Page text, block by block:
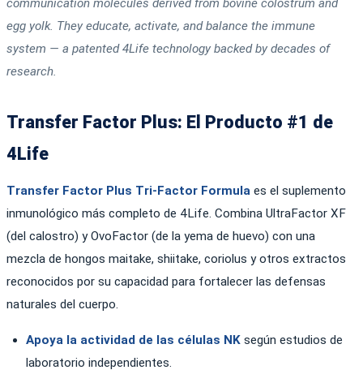
communication molecules derived from bovine colostrum and
egg yolk. They educate, activate, and balance the immune
system — a patented 4Life technology backed by decades of
research.
Transfer Factor Plus: El Producto #1 de
4Life
Transfer Factor Plus Tri-Factor Formula es el suplemento
inmunológico más completo de 4Life. Combina UltraFactor XF
(del calostro) y OvoFactor (de la yema de huevo) con una
mezcla de hongos maitake, shiitake, coriolus y otros extractos
reconocidos por su capacidad para fortalecer las defensas
naturales del cuerpo.
Apoya la actividad de las células NK según estudios de
laboratorio independientes.